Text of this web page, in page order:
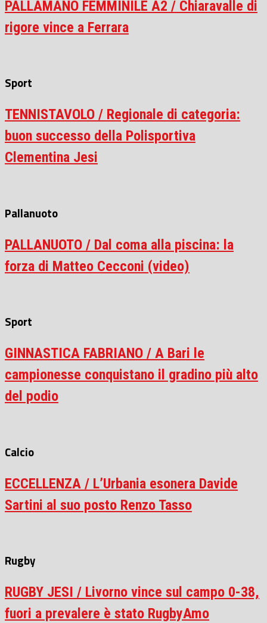
PALLAMANO FEMMINILE A2 / Chiaravalle di
rigore vince a Ferrara
Sport
TENNISTAVOLO / Regionale di categoria:
buon successo della Polisportiva
Clementina Jesi
Pallanuoto
PALLANUOTO / Dal coma alla piscina: la
forza di Matteo Cecconi (video)
Sport
GINNASTICA FABRIANO / A Bari le
campionesse conquistano il gradino più alto
del podio
Calcio
ECCELLENZA / L’Urbania esonera Davide
Sartini al suo posto Renzo Tasso
Rugby
RUGBY JESI / Livorno vince sul campo 0-38,
fuori a prevalere è stato RugbyAmo